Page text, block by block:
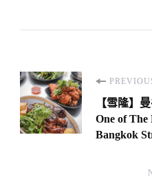
Post
Navigation
【雪隆】
One of The
Bangkok